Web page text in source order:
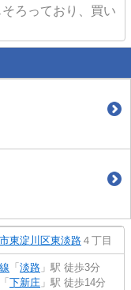
ろっており、買い
東淀川区東淡路 ４丁目
「 淡路 」駅 徒歩3分
「 下新庄 」駅 徒歩14分